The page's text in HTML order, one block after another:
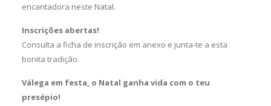
encantadora neste Natal.
Inscrições abertas!
Consulta a ficha de inscrição em anexo e junta-te a esta
bonita tradição.
Válega em festa, o Natal ganha vida com o teu
presépio!